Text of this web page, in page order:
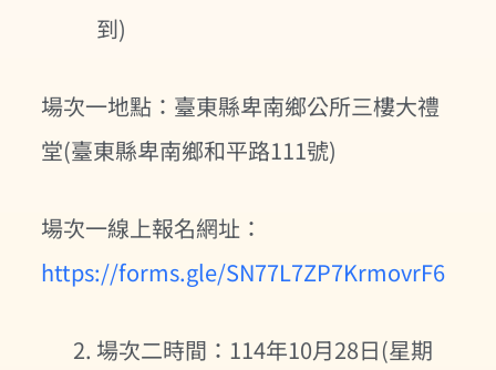
到)
場次一地點：臺東縣卑南鄉公所三樓大禮
堂(臺東縣卑南鄉和平路111號)
場次一線上報名網址：
https://forms.gle/SN77L7ZP7KrmovrF6
場次二時間：114年10月28日(星期